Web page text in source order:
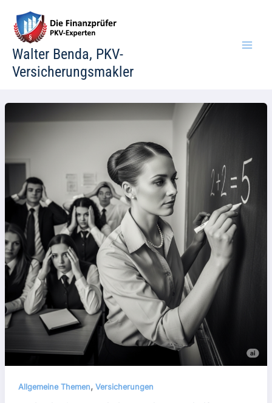
Inhalt
springen
Walter Benda, PKV-
Versicherungsmakler
Allgemeine Themen, Versicherungen